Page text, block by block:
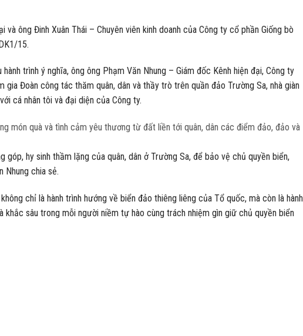
và ông Đinh Xuân Thái – Chuyên viên kinh doanh của Công ty cổ phần Giống bò
15.
trình ý nghĩa, ông ông Phạm Văn Nhung – Giám đốc Kênh hiện đại, Công ty
gia Đoàn công tác thăm quân, dân và thầy trò trên quần đảo Trường Sa, nhà giàn
cá nhân tôi và đại diện của Công ty.
món quà và tình cảm yêu thương từ đất liền tới quân, dân các điểm đảo, đảo và
góp, hy sinh thầm lặng của quân, dân ở Trường Sa, để bảo vệ chủ quyền biển,
Nhung chia sẻ.
chỉ là hành trình hướng về biển đảo thiêng liêng của Tổ quốc, mà còn là hành
sâu trong mỗi người niềm tự hào cùng trách nhiệm gìn giữ chủ quyền biển